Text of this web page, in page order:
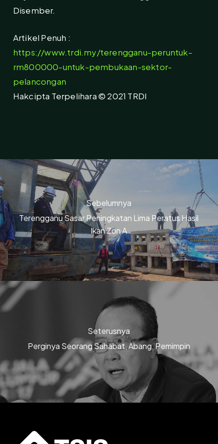
Disember.
Artikel Penuh :
https://www.trdi.my/terengganu-peruntuk-
rm800000-untuk-pembukaan-sektor-
pelancongan
Hakcipta Terpelihara © 2021 TRDI
Sebelumnya
Terengganu Sasar Peningkatan Lima Peratus Hasil
Ikan Zon A
Seterusnya
Perginya Seorang Sahabat, Abang, Pemimpin